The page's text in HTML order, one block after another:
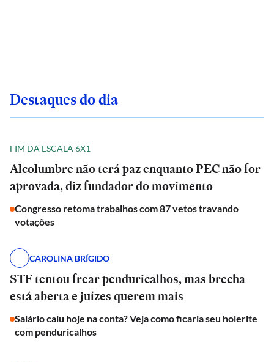
Destaques do dia
FIM DA ESCALA 6X1
Alcolumbre não terá paz enquanto PEC não for
aprovada, diz fundador do movimento
Congresso retoma trabalhos com 87 vetos travando
votações
CAROLINA BRÍGIDO
STF tentou frear penduricalhos, mas brecha
está aberta e juízes querem mais
Salário caiu hoje na conta? Veja como ficaria seu holerite
com penduricalhos